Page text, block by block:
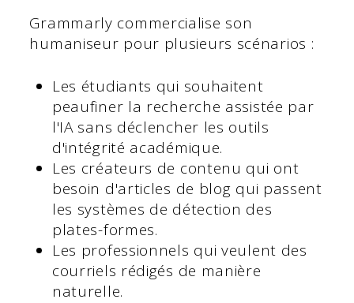
Grammarly commercialise son
humaniseur pour plusieurs scénarios :
Les étudiants qui souhaitent
peaufiner la recherche assistée par
l'IA sans déclencher les outils
d'intégrité académique.
Les créateurs de contenu qui ont
besoin d'articles de blog qui passent
les systèmes de détection des
plates-formes.
Les professionnels qui veulent des
courriels rédigés de manière
naturelle.